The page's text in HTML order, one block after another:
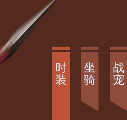
战
宠
坐
骑
时
装